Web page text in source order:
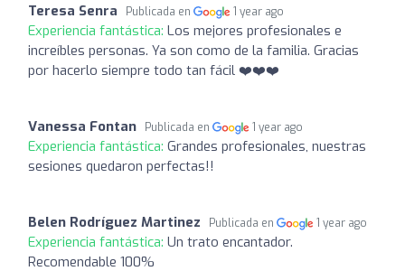
Teresa Senra Publicada en 1 year ago
Experiencia fantástica: Los mejores profesionales e
increíbles personas. Ya son como de la familia. Gracias
por hacerlo siempre todo tan fácil ❤️❤️❤️
Vanessa Fontan Publicada en 1 year ago
Experiencia fantástica: Grandes profesionales, nuestras
sesiones quedaron perfectas!!
Belen Rodríguez Martinez Publicada en 1 year ago
Experiencia fantástica: Un trato encantador.
Recomendable 100%